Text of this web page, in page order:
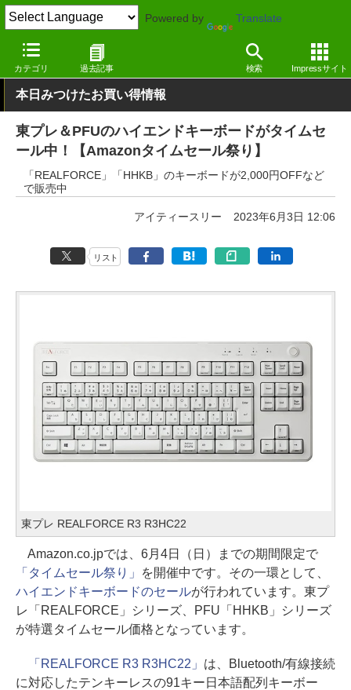
Powered by Translate
カテゴリ 過去記事 検索 Impressサイト
窓の杜 システム・ファイル その他
本日みつけたお買い得情報
東プレ＆PFUのハイエンドキーボードがタイムセ
ール中！【Amazonタイムセール祭り】
「REALFORCE」「HHKB」のキーボードが2,000円OFFなど
で販売中
アイティースリー 2023年6月3日 12:06
リスト
東プレ REALFORCE R3 R3HC22
Amazon.co.jpでは、6月4日（日）までの期間限定で
「タイムセール祭り」
を開催中です。その一環として、
ハイエンドキーボードのセールが行われています。東プ
レ「REALFORCE」シリーズ、PFU「HHKB」シリーズ
が特選タイムセール価格となっています。
「REALFORCE R3 R3HC22」 は、Bluetooth/有線接続
に対応したテンキーレスの91キー日本語配列キーボー